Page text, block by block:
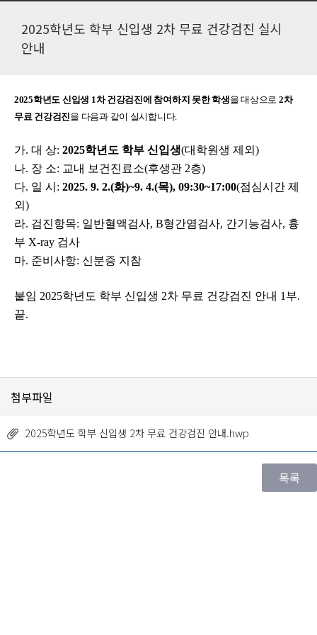
2025학년도 학부 신입생 2차 무료 건강검진 실시
안내
2025학년도 신입생 1차 건강검진에 참여하지 못한 학생을 대상으로 2차
무료 건강검진을 다음과 같이 실시합니다.
가. 대 상: 2025학년도 학부 신입생(대학원생 제외 )
나. 장 소: 교내 보건진료소(후생관 2층)
다. 일 시 : 2025. 9. 2.(화)~9. 4.(목), 09:30~17:00(점심시간 제
외 )
라. 검진항목: 일반혈액검사, B형간염검사, 간기능검사, 흉
부 X-ray 검사
마. 준비사항: 신분증 지참
붙임 2025학년도 학부 신입생 2차 무료 건강검진 안내 1 부.
끝.
첨부파일
2025학년도 학부 신입생 2차 무료 건강검진 안내.hwp